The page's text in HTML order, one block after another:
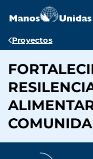
contenido
Ruta
navegación
Proyectos